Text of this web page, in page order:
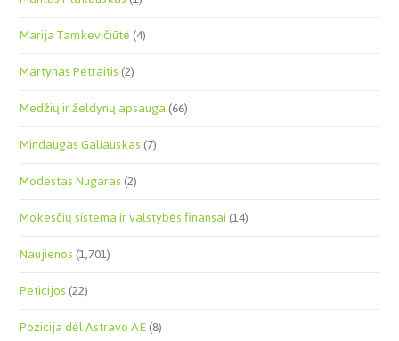
Marija Tamkevičiūtė(4)
Martynas Petraitis(2)
Medžių ir želdynų apsauga(66)
Mindaugas Galiauskas(7)
Modestas Nugaras(2)
Mokesčių sistema ir valstybės finansai(14)
Naujienos(1,701)
Peticijos(22)
Pozicija dėl Astravo AE(8)